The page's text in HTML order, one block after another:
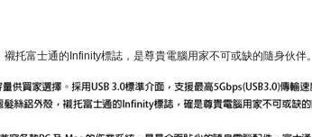
托富士通的Infinity標誌，是尊貴電腦用家不可或缺的隨身伙伴。